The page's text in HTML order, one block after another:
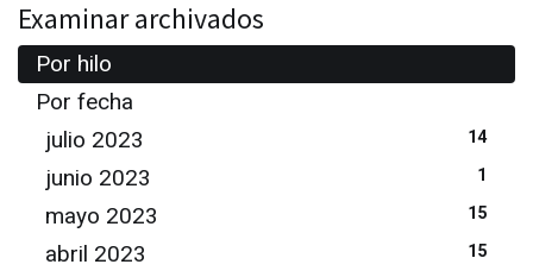
Examinar archivados
Por hilo
Por fecha
julio 2023
14
junio 2023 1
mayo 2023 15
abril 2023 15